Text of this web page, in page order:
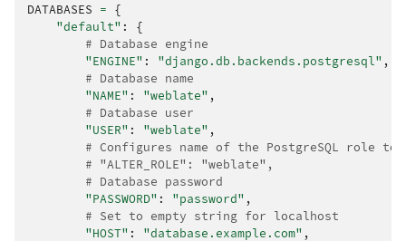
DATABASES = {
"default" :
{
# Database engine
"ENGINE" : "django.db.backends.postgresql" ,
# Database name
"NAME" : "weblate" ,
# Database user
"USER" : "weblate" ,
# Configures name of the PostgreSQL role
# "ALTER_ROLE": "weblate",
# Database password
"PASSWORD" : "password" ,
# Set to empty string for localhost
"HOST" : "database.example.com" ,